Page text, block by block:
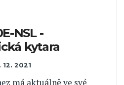
NSL -
kytara
12. 2021
má aktuálně ve své